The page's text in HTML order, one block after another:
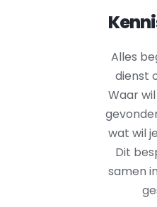
Alles
dienst
Waar
wat wil
Dit
samen